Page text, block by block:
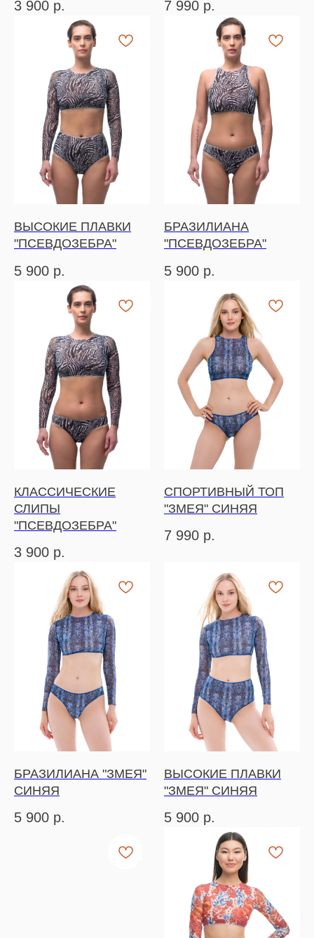
3 900 р. 7 990 р.
ВЫСОКИЕ ПЛАВКИ
"ПСЕВДОЗЕБРА"
5 900 р.
БРАЗИЛИАНА
"ПСЕВДОЗЕБРА"
5 900 р.
КЛАССИЧЕСКИЕ
СЛИПЫ
"ПСЕВДОЗЕБРА"
3 900 р.
СПОРТИВНЫЙ ТОП
"ЗМЕЯ" СИНЯЯ
7 990 р.
БРАЗИЛИАНА "ЗМЕЯ"
СИНЯЯ
5 900 р.
ВЫСОКИЕ ПЛАВКИ
"ЗМЕЯ" СИНЯЯ
5 900 р.